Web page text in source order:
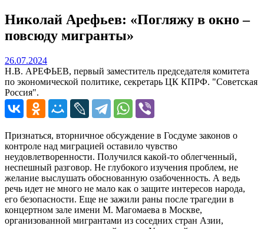
Николай Арефьев: «Погляжу в окно –
повсюду мигранты»
26.07.202426.07.2024
Н.В. АРЕФЬЕВ, первый заместитель председателя комитета
по экономической политике, секретарь ЦК КПРФ. "Советская
Россия".
Признаться, вторничное обсуждение в Госдуме законов о
контроле над миграцией оставило чувство
неудовлетворенности. Получился какой-то облегченный,
неспешный разговор. Не глубокого изучения проблем, не
желание выслушать обоснованную озабоченность. А ведь
речь идет не много не мало как о защите интересов народа,
его безопасности. Еще не зажили раны после трагедии в
концертном зале имени М. Магомаева в Москве,
организованной мигрантами из соседних стран Азии,